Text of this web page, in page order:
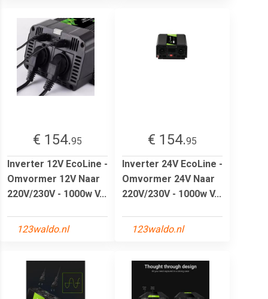
€ 154.95
Inverter 12V EcoLine -
Omvormer 12V Naar
220V/230V - 1000w V...
123waldo.nl
€ 154.95
Inverter 24V EcoLine -
Omvormer 24V Naar
220V/230V - 1000w V...
123waldo.nl